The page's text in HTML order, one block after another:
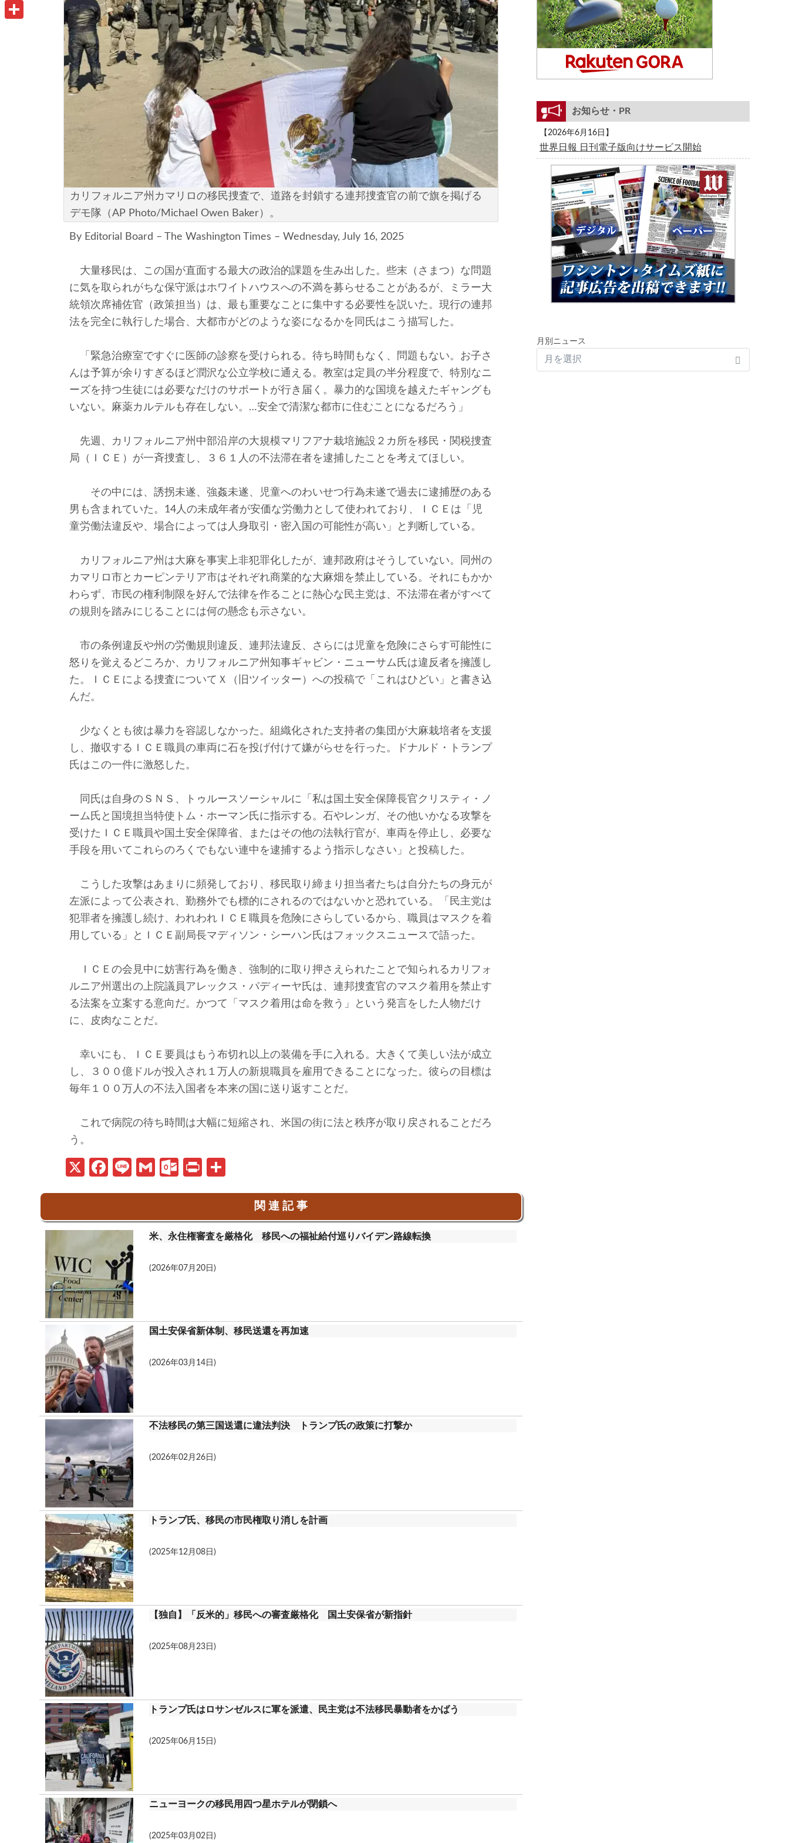
カリフォルニア州カマリロの移民捜査で、道路を封鎖する連邦捜査官の前で旗を掲げる
デモ隊（AP Photo/Michael Owen Baker）。
By Editorial Board – The Washington Times – Wednesday, July 16, 2025
大量移民は、この国が直面する最大の政治的課題を生み出した。些末（さまつ）な問題
に気を取られがちな保守派はホワイトハウスへの不満を募らせることがあるが、ミラー大
統領次席補佐官（政策担当）は、最も重要なことに集中する必要性を説いた。現行の連邦
法を完全に執行した場合、大都市がどのような姿になるかを同氏はこう描写した。
「緊急治療室ですぐに医師の診察を受けられる。待ち時間もなく、問題もない。お子さ
んは予算が余りすぎるほど潤沢な公立学校に通える。教室は定員の半分程度で、特別なニ
ーズを持つ生徒には必要なだけのサポートが行き届く。暴力的な国境を越えたギャングも
いない。麻薬カルテルも存在しない。…安全で清潔な都市に住むことになるだろう」
先週、カリフォルニア州中部沿岸の大規模マリフアナ栽培施設２カ所を移民・関税捜査
局（ＩＣＥ）が一斉捜査し、３６１人の不法滞在者を逮捕したことを考えてほしい。
その中には、誘拐未遂、強姦未遂、児童へのわいせつ行為未遂で過去に逮捕歴のある
男も含まれていた。14人の未成年者が安価な労働力として使われており、ＩＣＥは「児
童労働法違反や、場合によっては人身取引・密入国の可能性が高い」と判断している。
カリフォルニア州は大麻を事実上非犯罪化したが、連邦政府はそうしていない。同州の
カマリロ市とカーピンテリア市はそれぞれ商業的な大麻畑を禁止している。それにもかか
わらず、市民の権利制限を好んで法律を作ることに熱心な民主党は、不法滞在者がすべて
の規則を踏みにじることには何の懸念も示さない。
市の条例違反や州の労働規則違反、連邦法違反、さらには児童を危険にさらす可能性に
怒りを覚えるどころか、カリフォルニア州知事ギャビン・ニューサム氏は違反者を擁護し
た。ＩＣＥによる捜査についてＸ（旧ツイッター）への投稿で「これはひどい」と書き込
んだ。
少なくとも彼は暴力を容認しなかった。組織化された支持者の集団が大麻栽培者を支援
し、撤収するＩＣＥ職員の車両に石を投げ付けて嫌がらせを行った。ドナルド・トランプ
氏はこの一件に激怒した。
同氏は自身のＳＮＳ、トゥルースソーシャルに「私は国土安全保障長官クリスティ・ノ
ーム氏と国境担当特使トム・ホーマン氏に指示する。石やレンガ、その他いかなる攻撃を
受けたＩＣＥ職員や国土安全保障省、またはその他の法執行官が、車両を停止し、必要な
手段を用いてこれらのろくでもない連中を逮捕するよう指示しなさい」と投稿した。
こうした攻撃はあまりに頻発しており、移民取り締まり担当者たちは自分たちの身元が
左派によって公表され、勤務外でも標的にされるのではないかと恐れている。「民主党は
犯罪者を擁護し続け、われわれＩＣＥ職員を危険にさらしているから、職員はマスクを着
用している」とＩＣＥ副局長マディソン・シーハン氏はフォックスニュースで語った。
ＩＣＥの会見中に妨害行為を働き、強制的に取り押さえられたことで知られるカリフォ
ルニア州選出の上院議員アレックス・パディーヤ氏は、連邦捜査官のマスク着用を禁止す
る法案を立案する意向だ。かつて「マスク着用は命を救う」という発言をした人物だけ
に、皮肉なことだ。
幸いにも、ＩＣＥ要員はもう布切れ以上の装備を手に入れる。大きくて美しい法が成立
し、３００億ドルが投入され１万人の新規職員を雇用できることになった。彼らの目標は
毎年１００万人の不法入国者を本来の国に送り返すことだ。
これで病院の待ち時間は大幅に短縮され、米国の街に法と秩序が取り戻されることだろ
う。
X
Fa
o
k
Li
G
O
o
k.
c
Pr
関 連 記 事
米、永住権審査を厳格化 移民への福祉給付巡りバイデン路線転換
(2026年07月20日)
国土安保省新体制、移民送還を再加速
(2026年03月14日)
不法移民の第三国送還に違法判決 トランプ氏の政策に打撃か
(2026年02月26日)
トランプ氏、移民の市民権取り消しを計画
(2025年12月08日)
【独自】「反米的」移民への審査厳格化 国土安保省が新指針
(2025年08月23日)
トランプ氏はロサンゼルスに軍を派遣、民主党は不法移民暴動者をかばう
(2025年06月15日)
ニューヨークの移民用四つ星ホテルが閉鎖へ
(2025年03月02日)
お知らせ・PR
【2026年6月16日】
世界日報 日刊電子版向けサービス開始
月別ニュース
o
t
P